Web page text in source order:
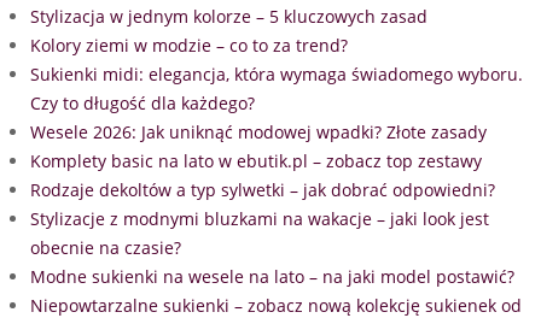
Stylizacja w jednym kolorze – 5 kluczowych zasad
Kolory ziemi w modzie – co to za trend?
Sukienki midi: elegancja, która wymaga świadomego wyboru.
Czy to długość dla każdego?
Wesele 2026: Jak uniknąć modowej wpadki? Złote zasady
Komplety basic na lato w ebutik.pl – zobacz top zestawy
Rodzaje dekoltów a typ sylwetki – jak dobrać odpowiedni?
Stylizacje z modnymi bluzkami na wakacje – jaki look jest
obecnie na czasie?
Modne sukienki na wesele na lato – na jaki model postawić?
Niepowtarzalne sukienki – zobacz nową kolekcję sukienek od